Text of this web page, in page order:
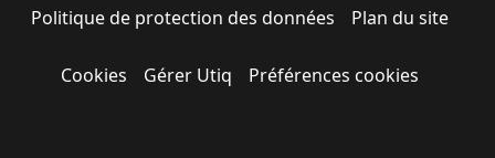
Politique de protection des données Plan du site
Cookies Gérer Utiq Préférences cookies